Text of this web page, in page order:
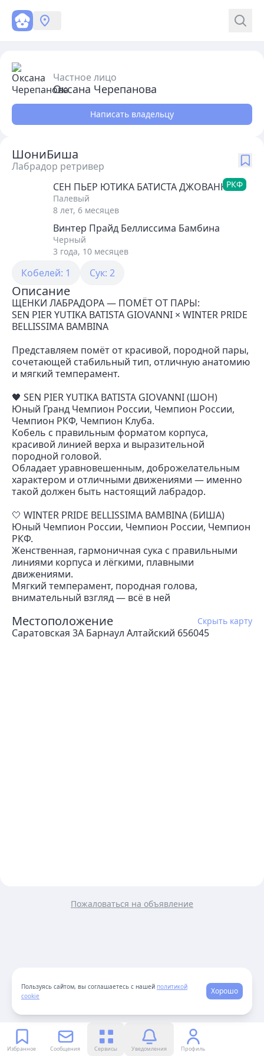
ШониБиша
Лабрадор ретривер
РКФ
СЕН ПЬЕР ЮТИКА БАТИСТА ДЖОВАННИ
Палевый
8 лет, 6 месяцев
Винтер Прайд Беллиссима Бамбина
Черный
3 года, 10 месяцев
Кобелей: 1 Сук: 2
Описание
ЩЕНКИ ЛАБРАДОРА — ПОМЁТ ОТ ПАРЫ:
SEN PIER YUTIKA BATISTA GIOVANNI × WINTER PRIDE
BELLISSIMA BAMBINA
Представляем помёт от красивой, породной пары,
сочетающей стабильный тип, отличную анатомию
и мягкий темперамент.
🖤 SEN PIER YUTIKA BATISTA GIOVANNI (ШОН)
Юный Гранд Чемпион России, Чемпион России,
Чемпион РКФ, Чемпион Клуба.
Кобель с правильным форматом корпуса,
красивой линией верха и выразительной
породной головой.
Обладает уравновешенным, доброжелательным
характером и отличными движениями — именно
такой должен быть настоящий лабрадор.
🤍 WINTER PRIDE BELLISSIMA BAMBINA (БИША)
Юный Чемпион России, Чемпион России, Чемпион
РКФ.
Женственная, гармоничная сука с правильными
линиями корпуса и лёгкими, плавными
движениями.
Мягкий темперамент, породная голова,
внимательный взгляд — всё в ней
Местоположение Скрыть карту
Саратовская 3А Барнаул Алтайский 656045
Частное лицо
Оксана Черепанова
Написать владельцу
Пожаловаться на объявление
Избранное Сообщения Сервисы Уведомления Профиль
Пользуясь сайтом, вы соглашаетесь с нашей политикой
cookie
Хорошо